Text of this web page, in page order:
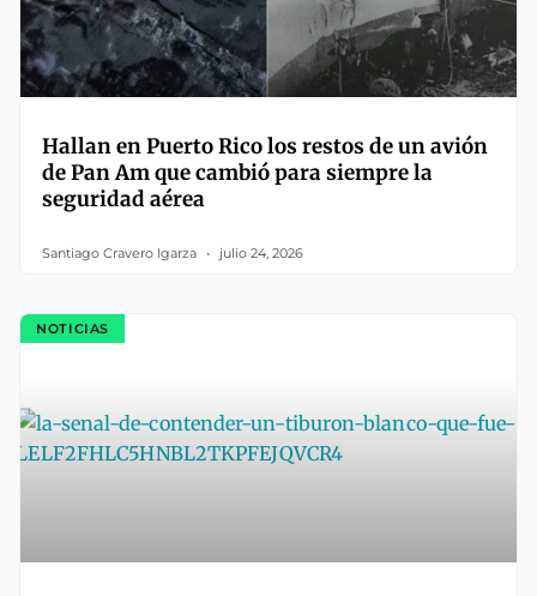
Hallan en Puerto Rico los restos de un avión
de Pan Am que cambió para siempre la
seguridad aérea
Santiago Cravero Igarza julio 24, 2026
NOTICIAS